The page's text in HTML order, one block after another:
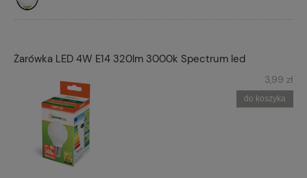
Żarówka LED 4W E14 320lm 3000k Spectrum led
3,99 zł
do koszyka